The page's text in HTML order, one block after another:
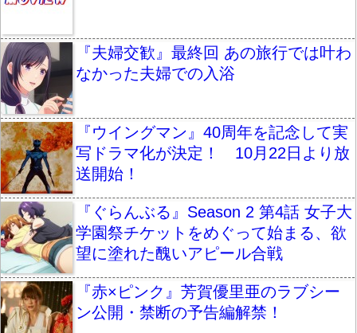
『夫婦交歓』最終回 あの旅行では叶わ
なかった夫婦での入浴
『ウイングマン』40周年を記念して実
写ドラマ化が決定！ 10月22日より放
送開始！
『ぐらんぶる』Season 2 第4話 女子大
学園祭チケットをめぐって始まる、欲
望に塗れた醜いアピール合戦
『赤×ピンク』芳賀優里亜のラブシー
ン公開・禁断の予告編解禁！